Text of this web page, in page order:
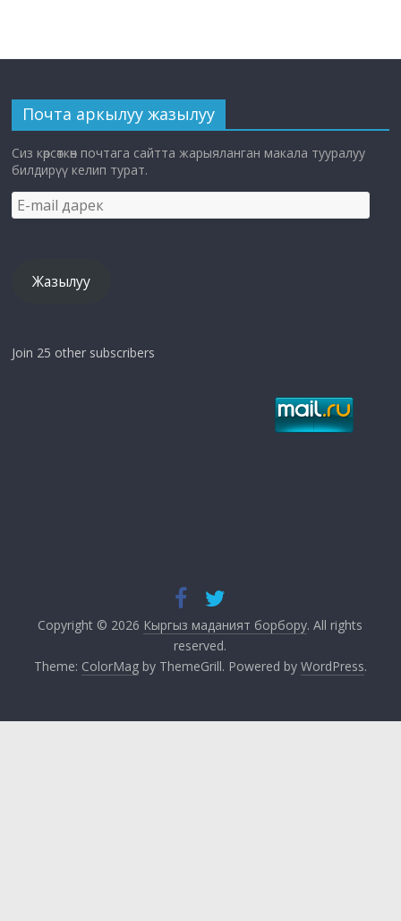
Почта аркылуу жазылуу
Сиз көрсөткөн почтага сайтта жарыяланган макала тууралуу
билдирүү келип турат.
E-
mail
Жазылуу
Join 25 other subscribers
Copyright © 2026 Кыргыз маданият борбору. All rights
reserved.
Theme: ColorMagby ThemeGrill. Powered by WordPress.